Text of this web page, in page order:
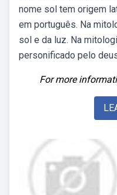
nome sol tem origem
em português. Na
sol e da luz. Na
personificado pelo
For more